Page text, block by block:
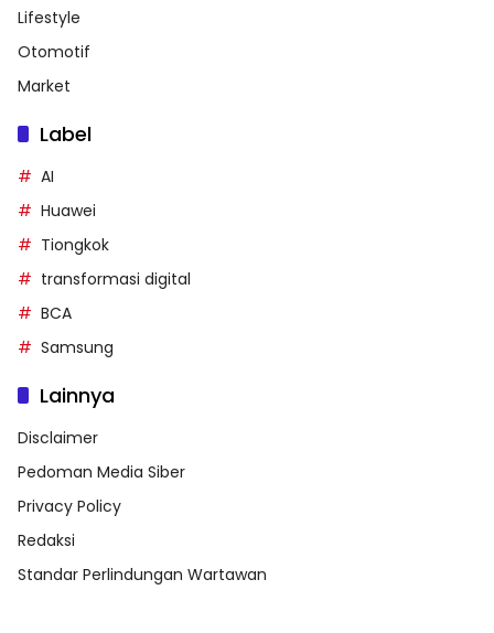
Lifestyle
Otomotif
Market
Label
AI
Huawei
Tiongkok
transformasi digital
BCA
Samsung
Lainnya
Disclaimer
Pedoman Media Siber
Privacy Policy
Redaksi
Standar Perlindungan Wartawan